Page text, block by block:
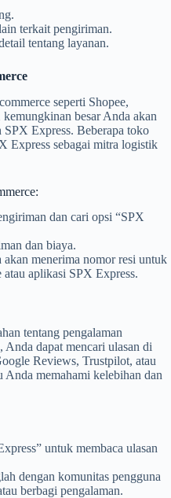
terkait pengiriman.
tentang layanan.
seperti Shopee,
besar Anda akan
Express. Beberapa toko
Express sebagai mitra logistik
dan cari opsi “SPX
dan biaya.
akan menerima nomor resi untuk
aplikasi SPX Express.
tentang pengalaman
dapat mencari ulasan di
Reviews, Trustpilot, atau
Anda memahami kelebihan dan
untuk membaca ulasan
dengan komunitas pengguna
berbagi pengalaman.